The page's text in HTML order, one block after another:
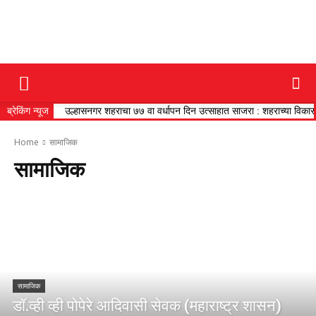
DAINIK
ब्रेकिंग न्यूज उल्हासनगर शहराचा ७७ वा वर्धापन दिन उत्साहात साजरा : शहराच्या
Home सामाजिक
सामाजिक
सामाजिक
डॉ.व्ही व्ही पोपेरे आदिवासी सेवक (महाराष्ट्र शासन)